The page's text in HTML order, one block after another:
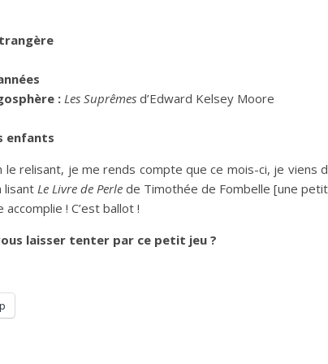
: Les Suprêmes d’Edward Kelsey Moore
enfants
relisant, je me rends compte que ce mois-ci, je viens
lisant Le Livre de Perle de Timothée de Fombelle [une
! C’est ballot !
laisser tenter par ce petit jeu ?